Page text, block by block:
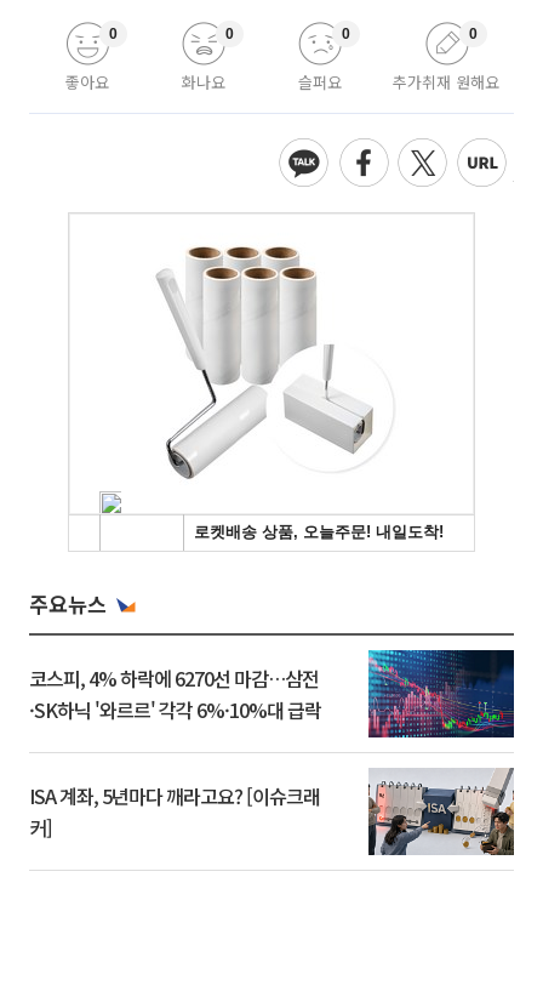
좋아요
0
화나요
0
슬퍼요
0
추가취재 원해요
0
주요뉴스
코스피, 4% 하락에 6270선 마감…삼전
·SK하닉 '와르르' 각각 6%·10%대 급락
ISA 계좌, 5년마다 깨라고요? [이슈크래
커]